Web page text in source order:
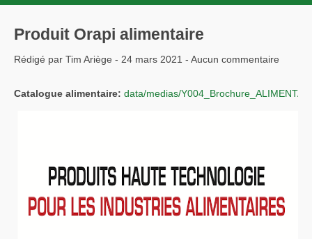
Produit Orapi alimentaire
Rédigé par Tim Ariège - 24 mars 2021 - Aucun commentaire
Catalogue alimentaire: data/medias/